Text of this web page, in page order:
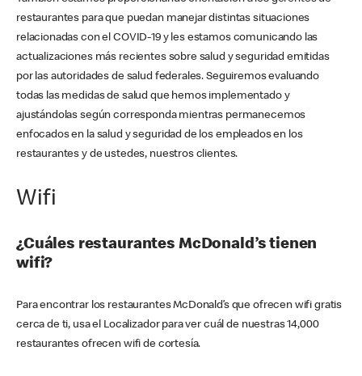
restaurantes para que puedan manejar distintas situaciones
relacionadas con el COVID-19 y les estamos comunicando las
actualizaciones más recientes sobre salud y seguridad emitidas
por las autoridades de salud federales. Seguiremos evaluando
todas las medidas de salud que hemos implementado y
ajustándolas según corresponda mientras permanecemos
enfocados en la salud y seguridad de los empleados en los
restaurantes y de ustedes, nuestros clientes.
Wifi
¿Cuáles restaurantes McDonald’s tienen
wifi?
Para encontrar los restaurantes McDonald’s que ofrecen wifi gratis
cerca de ti, usa el Localizador para ver cuál de nuestras 14,000
restaurantes ofrecen wifi de cortesía.